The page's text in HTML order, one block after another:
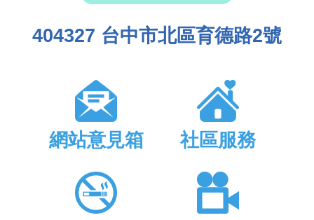
404327 台中市北區育德路2號
網站意見箱 社區服務